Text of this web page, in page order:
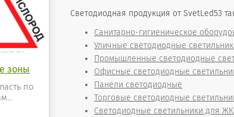
зоны
по
Светодиодная продукция от SvetLed53
Санитарно-гигиеническое
Уличные светодиодные
Промышленные светодиодные
Офисные светодиодные
Панели светодиодные
Торговые светодиодные
Светодиодные светильники для